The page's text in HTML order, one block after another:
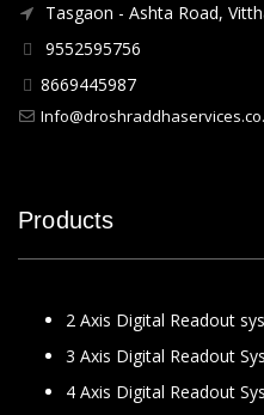
Tasgaon - Ashta Road,
9552595756
8669445987
Products
2 Axis Digital Readout
3 Axis Digital Readout
4 Axis Digital Readout